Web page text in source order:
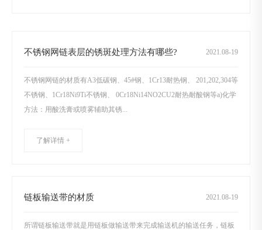
2021.08-19
不锈钢网链表层的锈斑处理方法有哪些?
不锈钢网链的材质有A3低碳钢、45#钢、1Cr13耐热钢、 201,202,304等
不锈钢、1Cr18Ni9Ti不锈钢、 0Cr18Ni14NO2CU2耐热耐酸钢等a)化学
方法：用酸洗膏或喷雾辅助其锈...
了解详情 +
2021.08-19
链板输送带的材质
所谓链板输送带就是用链板做输送带来完成输送机的输送任务，链板